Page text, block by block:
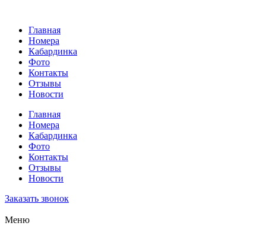
содержимому
Главная
Номера
Кабардинка
Фото
Контакты
Отзывы
Новости
Главная
Номера
Кабардинка
Фото
Контакты
Отзывы
Новости
Заказать звонок
Меню